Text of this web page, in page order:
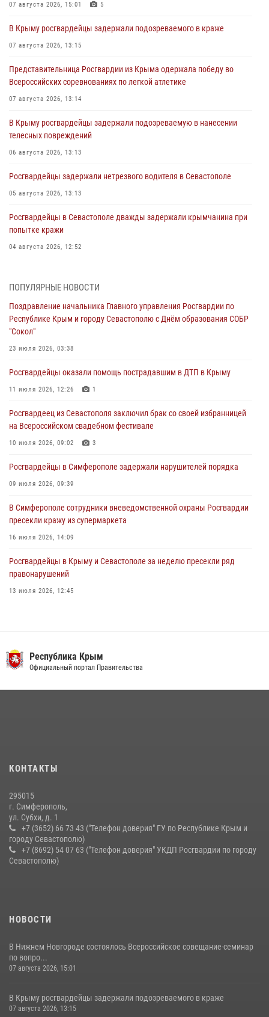
07 августа 2026, 15:01 5
В Крыму росгвардейцы задержали подозреваемого в краже
07 августа 2026, 13:15
Представительница Росгвардии из Крыма одержала победу во
Всероссийских соревнованиях по легкой атлетике
07 августа 2026, 13:14
В Крыму росгвардейцы задержали подозреваемую в нанесении
телесных повреждений
06 августа 2026, 13:13
Росгвардейцы задержали нетрезвого водителя в Севастополе
05 августа 2026, 13:13
Росгвардейцы в Севастополе дважды задержали крымчанина при
попытке кражи
04 августа 2026, 12:52
мужчину
Росгвардия в Крыму и Севастополе задержала ряд
правонарушителей
03 августа 2026, 14:08
В Симферополе росгвардейцы задержали гражданина,
подозреваемого в совершении серии краж
Росгвардейцы оперативно задержали нарушителя на охраняемом
объекте в Севастополе
ПОПУЛЯРНЫЕ НОВОСТИ
Поздравление начальника Главного управления Росгвардии по
Республике Крым и городу Севастополю с Днём образования СОБР
"Сокол"
23 июля 2026, 03:38
Росгвардейцы оказали помощь пострадавшим в ДТП в Крыму
11 июля 2026, 12:26 1
Росгвардеец из Севастополя заключил брак со своей избранницей
на Всероссийском свадебном фестивале
10 июля 2026, 09:02 3
Росгвардейцы в Симферополе задержали нарушителей порядка
09 июля 2026, 09:39
В Симферополе сотрудники вневедомственной охраны Росгвардии
пресекли кражу из супермаркета
16 июля 2026, 14:09
Росгвардейцы в Крыму и Севастополе за неделю пресекли ряд
правонарушений
13 июля 2026, 12:45
В Ялте росгвардейцы задержали подозреваемого в краже
Республика Крым
Официальный портал Правительства
КОНТАКТЫ
295015
г. Симферополь,
ул. Субхи, д. 1
+7 (3652) 66 73 43 ("Телефон доверия" ГУ по Республике Крым и
городу Севастополю)
+7 (8692) 54 07 63 ("Телефон доверия" УКДП Росгвардии по городу
Севастополю)
НОВОСТИ
В Нижнем Новгороде состоялось Всероссийское совещание-семинар
по вопро...
07 августа 2026, 15:01
В Крыму росгвардейцы задержали подозреваемого в краже
07 августа 2026, 13:15